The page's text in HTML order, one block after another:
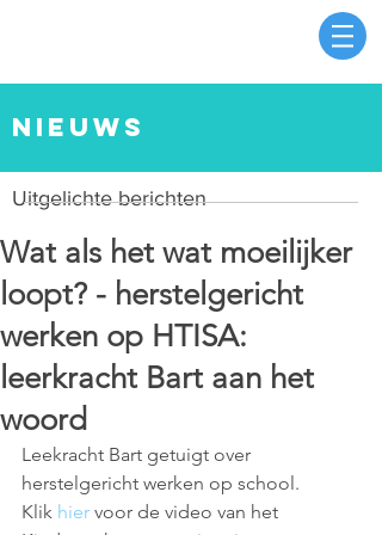
nieuws
Uitgelichte berichten
Wat als het wat moeilijker
loopt? - herstelgericht
werken op HTISA:
leerkracht Bart aan het
woord
Leekracht Bart getuigt over
herstelgericht werken op school.
Klik hier voor de video van het